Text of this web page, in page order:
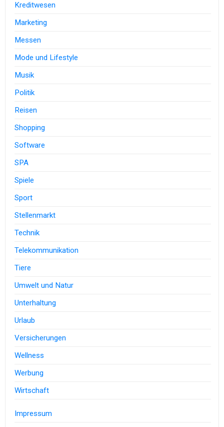
Kreditwesen
Marketing
Messen
Mode und Lifestyle
Musik
Politik
Reisen
Shopping
Software
SPA
Spiele
Sport
Stellenmarkt
Technik
Telekommunikation
Tiere
Umwelt und Natur
Unterhaltung
Urlaub
Versicherungen
Wellness
Werbung
Wirtschaft
Impressum